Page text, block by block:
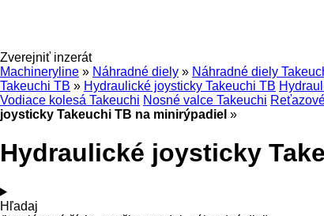
Zverejniť inzerát
Machineryline » Náhradné diely » Náhradné diely
Takeuchi TB » Hydraulické joysticky Takeuchi TB
Vodiace kolesá Takeuchi Nosné valce Takeuchi
joysticky Takeuchi TB na minirýpadiel »
Hydraulické joysticky
Hľadaj